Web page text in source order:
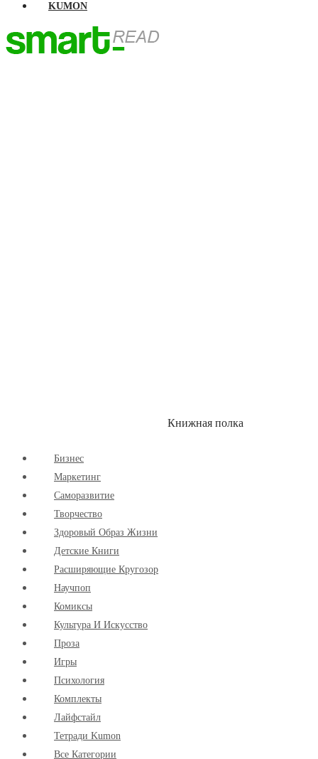
KUMON
Книжная полка
Бизнес
Маркетинг
Cаморазвитие
Творчество
Здоровый Образ Жизни
Детские Книги
Расширяющие Кругозор
Научпоп
Комиксы
Культура И Искусство
Проза
Игры
Психология
Комплекты
Лайфстайл
Тетради Kumon
Все Категории